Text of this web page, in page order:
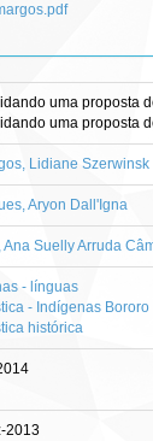
uma proposta
uma proposta
Lidiane Szerwinsk
Aryon Dall'Igna
Ana Suelly Arruda
- línguas
- Indígenas Bororo
histórica
2013